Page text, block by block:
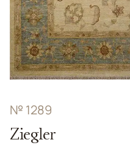
№ 1289
Ziegler